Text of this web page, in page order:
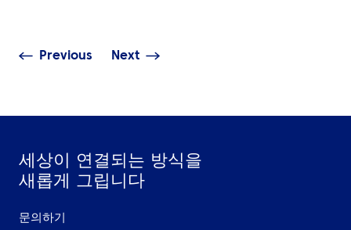
Previous Next
세상이 연결되는 방식을
새롭게 그립니다
문의하기